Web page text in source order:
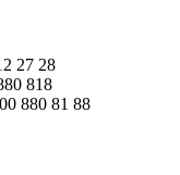
27 28
818
880 81 88